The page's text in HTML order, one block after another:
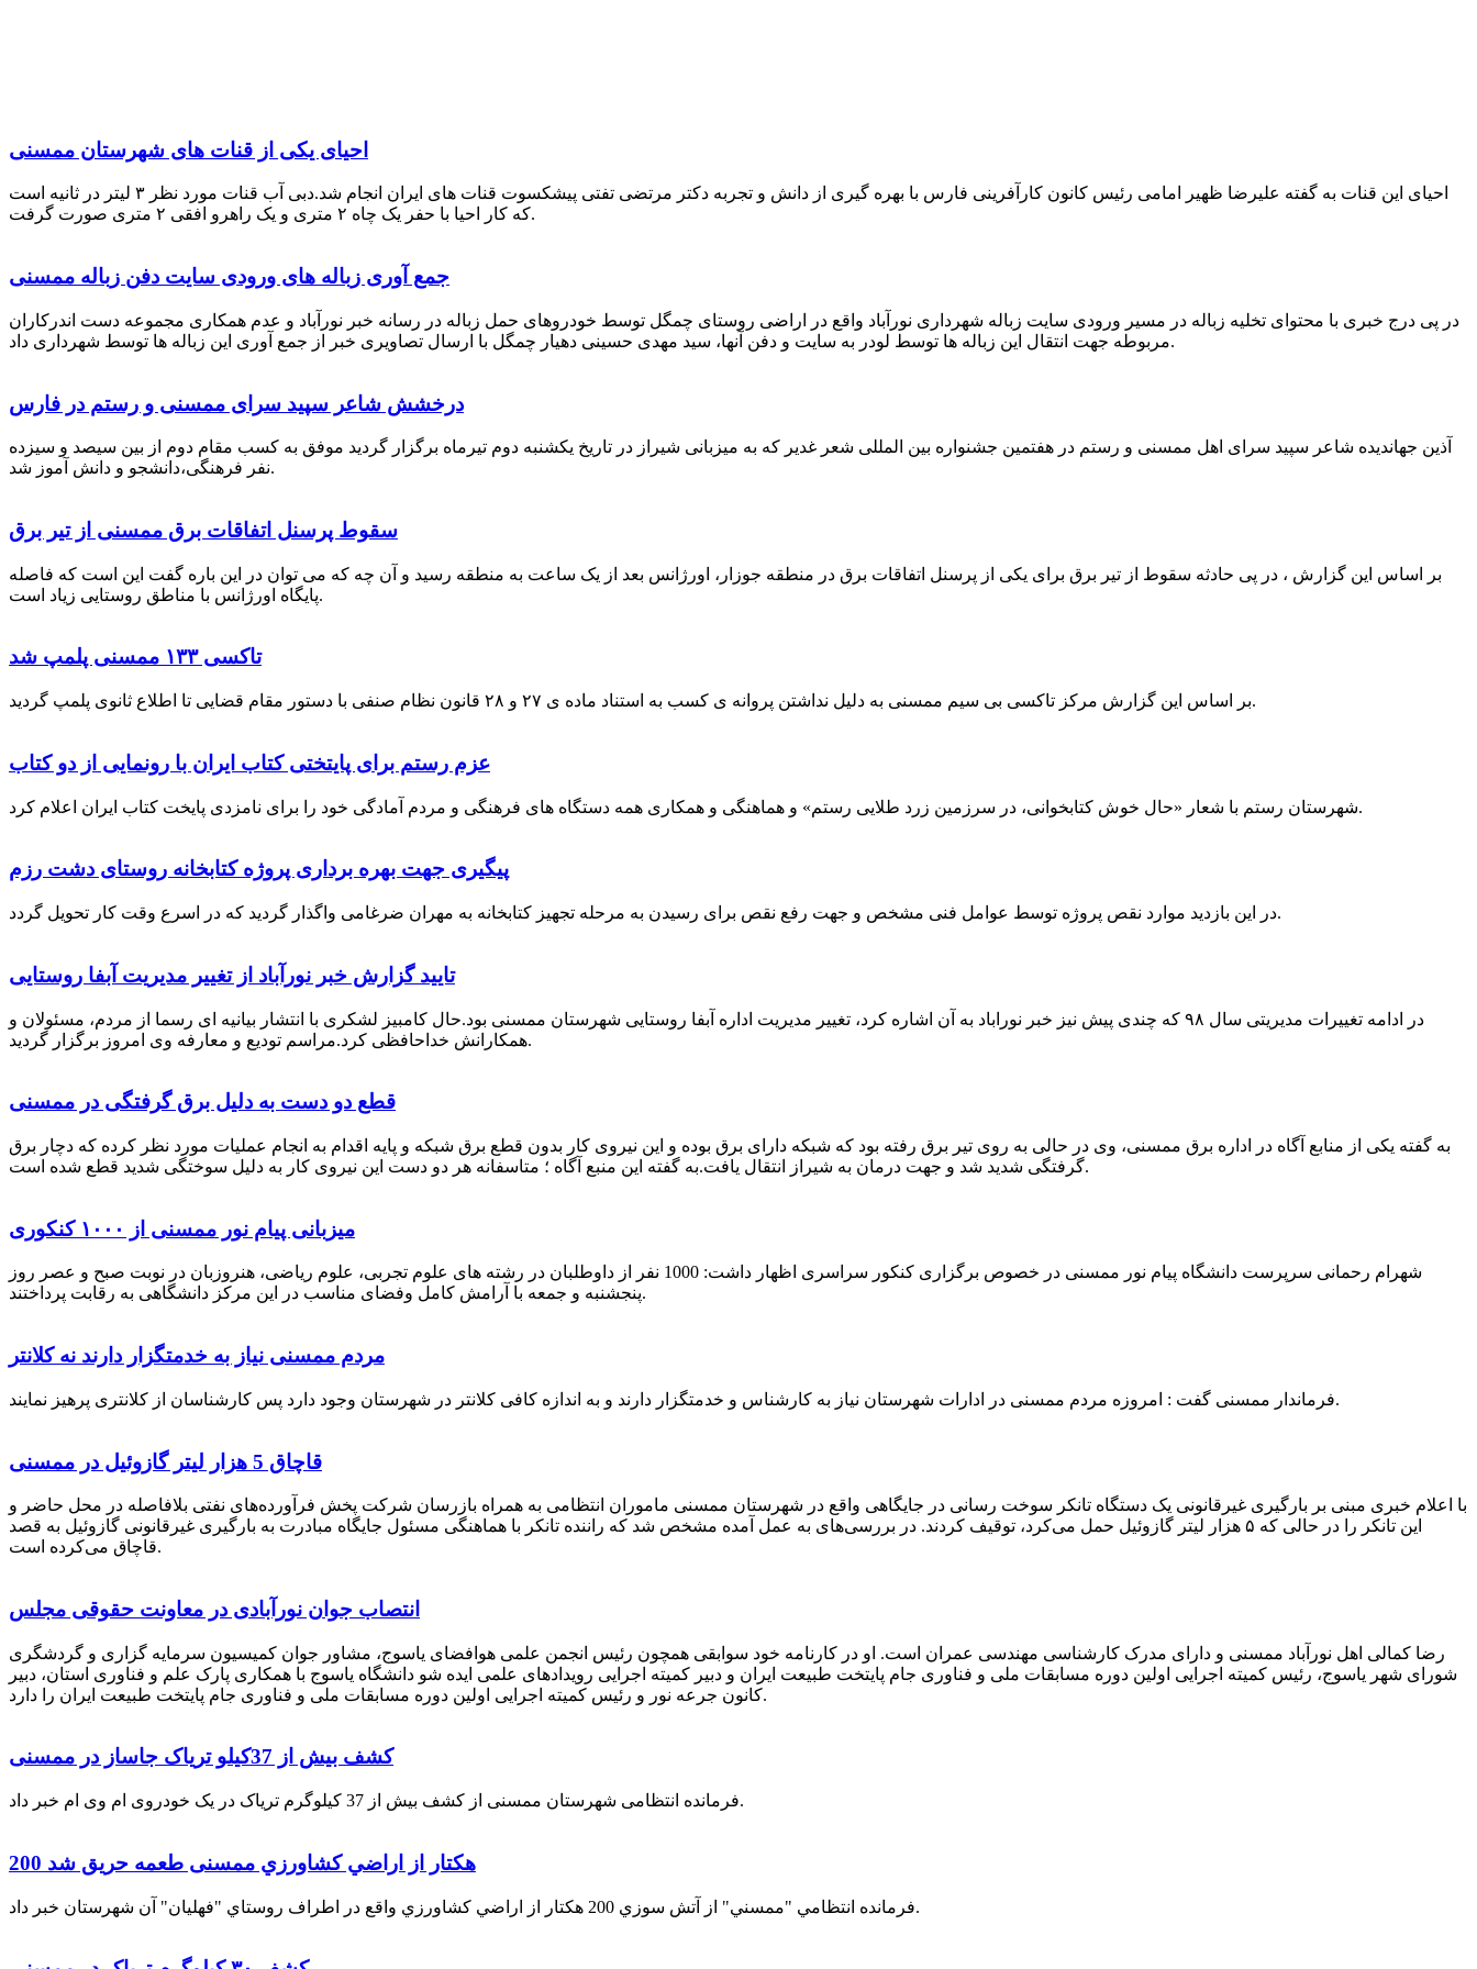
احیای یکی از قنات های شهرستان ممسنی
احیای این قنات به گفته علیرضا ظهیر امامی رئیس کانون کارآفرینی فارس با بهره گیری از دانش و تجربه دکتر مرتضی تفتی پیشکسوت قنات های ایران انجام شد.دبی آب قنات مورد نظر ۳ لیتر در ثانیه است
که کار احیا با حفر یک چاه ۲ متری و یک راهرو افقی ۲ متری صورت گرفت.
جمع آوری زباله های ورودی سایت دفن زباله ممسنی
در پی درج خبری با محتوای تخلیه زباله در مسیر ورودی سایت زباله شهرداری نورآباد واقع در اراضی روستای چمگل توسط خودروهای حمل زباله در رسانه خبر نورآباد و عدم همکاری مجموعه دست اندرکاران
مربوطه جهت انتقال این زباله ها توسط لودر به سایت و دفن آنها، سید مهدی حسینی دهیار چمگل با ارسال تصاویری خبر از جمع آوری این زباله ها توسط شهرداری داد.
درخشش شاعر سپید سرای ممسنی و رستم در فارس
آذین جهاندیده شاعر سپید سرای اهل ممسنی و رستم در هفتمین جشنواره بین المللی شعر غدیر که به میزبانی شیراز در تاریخ یکشنبه دوم تیرماه برگزار گردید موفق به کسب مقام دوم از بین سیصد و سیزده
نفر فرهنگی،دانشجو و دانش آموز شد.
سقوط پرسنل اتفاقات برق ممسنی از تیر برق
بر اساس این گزارش ، در پی حادثه سقوط از تیر برق برای یکی از پرسنل اتفاقات برق در منطقه جوزار، اورژانس بعد از یک ساعت به منطقه رسید و آن چه که می توان در این باره گفت این است که فاصله
پایگاه اورژانس با مناطق روستایی زیاد است.
تاکسی ۱۳۳ ممسنی پلمپ شد
بر اساس این گزارش مرکز تاکسی بی سیم ممسنی به دلیل نداشتن پروانه ی کسب به استناد ماده ی ۲۷ و ۲۸ قانون نظام صنفی با دستور مقام قضایی تا اطلاع ثانوی پلمپ گردید.
عزم رستم برای پایتختی کتاب ایران با رونمایی از دو کتاب
شهرستان رستم با شعار «حال خوش کتابخوانی، در سرزمین زرد طلایی رستم» و هماهنگی و همکاری همه دستگاه های فرهنگی و مردم آمادگی خود را برای نامزدی پایخت کتاب ایران اعلام کرد.
پیگیری جهت بهره برداری پروژه کتابخانه روستای دشت رزم
در این بازدید موارد نقص پروژه توسط عوامل فنی مشخص و جهت رفع نقص برای رسیدن به مرحله تجهیز کتابخانه به مهران ضرغامی واگذار گردید که در اسرع وقت کار تحویل گردد.
تایید گزارش خبر نورآباد از تغییر مدیریت آبفا روستایی
در ادامه تغییرات مدیریتی سال ۹۸ که چندی پیش نیز خبر نوراباد به آن اشاره کرد، تغییر مدیریت اداره آبفا روستایی شهرستان ممسنی بود.حال کامبیز لشکری با انتشار بیانیه ای رسما از مردم، مسئولان و
همکارانش خداحافظی کرد.مراسم تودیع و معارفه وی امروز برگزار گردید.
قطع دو دست به دلیل برق گرفتگی در ممسنی
به گفته یکی از منابع آگاه در اداره برق ممسنی، وی در حالی به روی تیر برق رفته بود که شبکه دارای برق بوده و این نیروی کار بدون قطع برق شبکه و پایه اقدام به انجام عملیات مورد نظر کرده که دچار برق
گرفتگی شدید شد و جهت درمان به شیراز انتقال یافت.به گفته این منبع آگاه ؛ متاسفانه هر دو دست این نیروی کار به دلیل سوختگی شدید قطع شده است.
میزبانی پیام نور ممسنی از ۱۰۰۰ کنکوری
شهرام رحمانی سرپرست دانشگاه پیام نور ممسنی در خصوص برگزاری کنکور سراسری اظهار داشت: 1000 نفر از داوطلبان در رشته های علوم تجربی، علوم ریاضی، هنروزبان در نوبت صبح و عصر روز
پنجشنبه و جمعه با آرامش کامل وفضای مناسب در این مرکز دانشگاهی به رقابت پرداختند.
مردم ممسنی نیاز به خدمتگزار دارند نه کلانتر
فرماندار ممسنی گفت : امروزه مردم ممسنی در ادارات شهرستان نیاز به کارشناس و خدمتگزار دارند و به اندازه کافی کلانتر در شهرستان وجود دارد پس کارشناسان از کلانتری پرهیز نمایند.
قاچاق 5 هزار لیتر گازوئیل در ممسنی
با اعلام خبری مبنی بر بارگیری غیرقانونی یک دستگاه تانکر سوخت رسانی در جایگاهی واقع در شهرستان ممسنی ماموران انتظامی به همراه بازرسان شرکت پخش فرآورده‌های نفتی بلافاصله در محل حاضر و
این تانکر را در حالی که ۵ هزار لیتر گازوئیل حمل می‌کرد، توقیف کردند. در بررسی‌های به عمل آمده مشخص شد که راننده تانکر با هماهنگی مسئول جایگاه مبادرت به بارگیری غیرقانونی گازوئیل به قصد
قاچاق می‌کرده است.
انتصاب جوان نورآبادی در معاونت حقوقی مجلس
رضا کمالی اهل نورآباد ممسنی و دارای مدرک کارشناسی مهندسی عمران است. او در کارنامه خود سوابقی همچون رئیس انجمن علمی هوافضای یاسوج، مشاور جوان کمیسیون سرمایه گزاری و گردشگری
شورای شهر یاسوج، رئیس کمیته اجرایی اولین دوره مسابقات ملی و فناوری جام پایتخت طبیعت ایران و دبیر کمیته اجرایی رویدادهای علمی ایده شو دانشگاه یاسوج با همکاری پارک علم و فناوری استان، دبیر
کانون جرعه نور و رئیس کمیته اجرایی اولین دوره مسابقات ملی و فناوری جام پایتخت طبیعت ایران را دارد.
کشف بیش از 37کیلو تریاک جاساز در ممسنی
فرمانده انتظامی شهرستان ممسنی از کشف بیش از 37 کیلوگرم تریاک در یک خودروی ام وی ام خبر داد.
200 هكتار از اراضي كشاورزي ممسنی طعمه حریق شد
فرمانده انتظامي "ممسني" از آتش سوزي 200 هكتار از اراضي كشاورزي واقع در اطراف روستاي "فهلیان" آن شهرستان خبر داد.